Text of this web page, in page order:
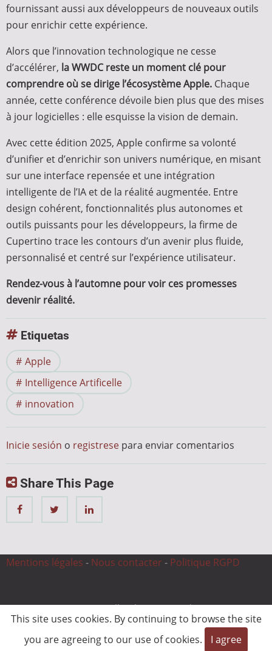
fournissant aussi aux développeurs de nouveaux outils
pour enrichir cette expérience.
Alors que l’innovation technologique ne cesse
d’accélérer, la WWDC reste un moment clé pour
comprendre où se dirige l’écosystème Apple. Chaque
année, cette conférence dévoile bien plus que des mises
à jour logicielles : elle esquisse la vision de demain.
Avec cette édition 2025, Apple confirme sa volonté
d’unifier et d’enrichir son univers numérique, en misant
sur une interface repensée et une intégration
intelligente de l’IA et de la réalité augmentée. Entre
design cohérent, fonctionnalités plus autonomes et
outils puissants pour les développeurs, la firme de
Cupertino trace les contours d’un avenir plus fluide,
personnalisé et centré sur l’expérience utilisateur.
Rendez-vous à l’automne pour voir ces promesses
devenir réalité.
Etiquetas
Apple
Intelligence Artificelle
innovation
Inicie sesión o registrese para enviar comentarios
Share This Page
Mentions légales - Nous contacter - Politique RGPD
© 2026 CnC Expertise, All rights reserved.
This site uses cookies. By continuing to browse the site
you are agreeing to our use of cookies.
I agree